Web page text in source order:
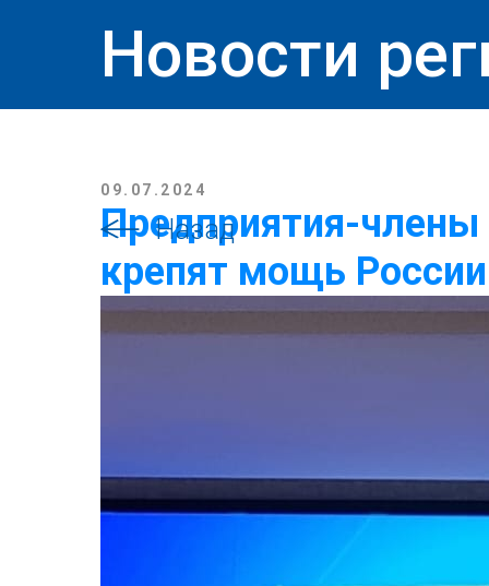
Новости
Назад
09.07.2024
Предприятия-
крепят мощь России